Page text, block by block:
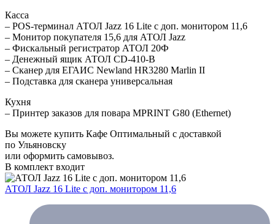
Касса
– POS-терминал АТОЛ Jazz 16 Lite c доп. монитором 11,6
– Монитор покупателя 15,6 для АТОЛ Jazz
– Фискальный регистратор АТОЛ 20Ф
– Денежный ящик АТОЛ CD-410-В
– Сканер для ЕГАИС Newland HR3280 Marlin II
– Подставка для сканера универсальная
Кухня
– Принтер заказов для повара MPRINT G80 (Ethernet)
Вы можете купить Кафе Оптимальный с доставкой
по Ульяновску
или оформить самовывоз.
В комплект входит
АТОЛ Jazz 16 Lite с доп. монитором 11,6